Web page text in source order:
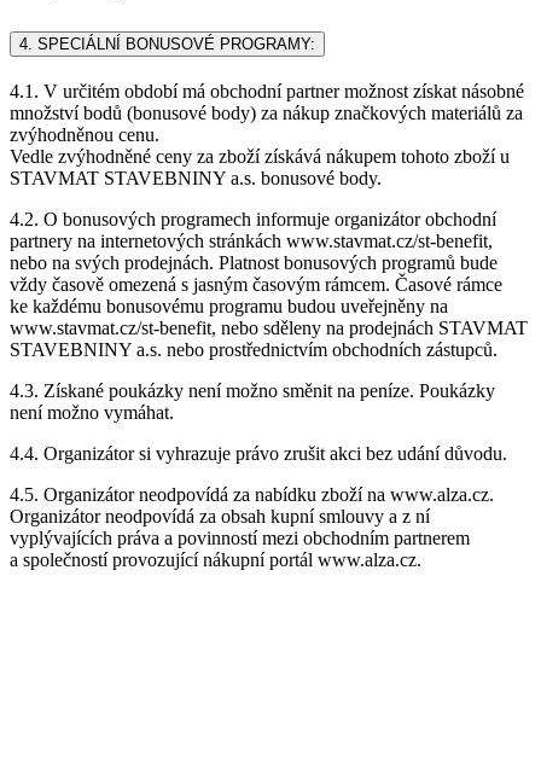
4. SPECIÁLNÍ BONUSOVÉ PROGRAMY:
4.1. V určitém období má obchodní partner možnost získat násobné
množství bodů (bonusové body) za nákup značkových materiálů za
zvýhodněnou cenu.
Vedle zvýhodněné ceny za zboží získává nákupem tohoto zboží u
STAVMAT STAVEBNINY a.s. bonusové body.
4.2. O bonusových programech informuje organizátor obchodní
partnery na internetových stránkách www.stavmat.cz/st-benefit,
nebo na svých prodejnách. Platnost bonusových programů bude
vždy časově omezená s jasným časovým rámcem. Časové rámce
ke každému bonusovému programu budou uveřejněny na
www.stavmat.cz/st-benefit, nebo sděleny na prodejnách STAVMAT
STAVEBNINY a.s. nebo prostřednictvím obchodních zástupců.
4.3. Získané poukázky není možno směnit na peníze. Poukázky
není možno vymáhat.
4.4. Organizátor si vyhrazuje právo zrušit akci bez udání důvodu.
4.5. Organizátor neodpovídá za nabídku zboží na www.alza.cz.
Organizátor neodpovídá za obsah kupní smlouvy a z ní
vyplývajících práva a povinností mezi obchodním partnerem
a společností provozující nákupní portál www.alza.cz.